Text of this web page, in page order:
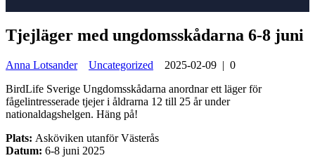
Tjejläger med ungdomsskådarna 6-8 juni
Anna Lotsander Uncategorized 2025-02-09 | 0
BirdLife Sverige Ungdomsskådarna anordnar ett läger för
fågelintresserade tjejer i åldrarna 12 till 25 år under
nationaldagshelgen. Häng på!
Plats: Asköviken utanför Västerås
Datum: 6-8 juni 2025